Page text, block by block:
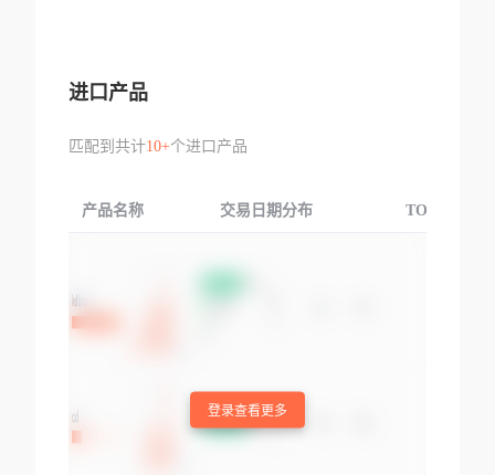
进口产品
匹配到共计10+个进口产品
产品名称 交易日期分布 TOP3交易国
登录查看更多